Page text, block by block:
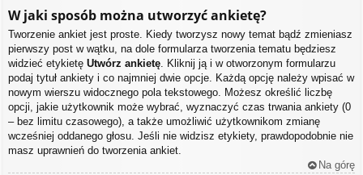
W jaki sposób można utworzyć ankietę?
Tworzenie ankiet jest proste. Kiedy tworzysz nowy temat bądź zmieniasz
pierwszy post w wątku, na dole formularza tworzenia tematu będziesz
widzieć etykietę Utwórz ankietę. Kliknij ją i w otworzonym formularzu
podaj tytuł ankiety i co najmniej dwie opcje. Każdą opcję należy wpisać w
nowym wierszu widocznego pola tekstowego. Możesz określić liczbę
opcji, jakie użytkownik może wybrać, wyznaczyć czas trwania ankiety (0
– bez limitu czasowego), a także umożliwić użytkownikom zmianę
wcześniej oddanego głosu. Jeśli nie widzisz etykiety, prawdopodobnie nie
masz uprawnień do tworzenia ankiet.
Na górę